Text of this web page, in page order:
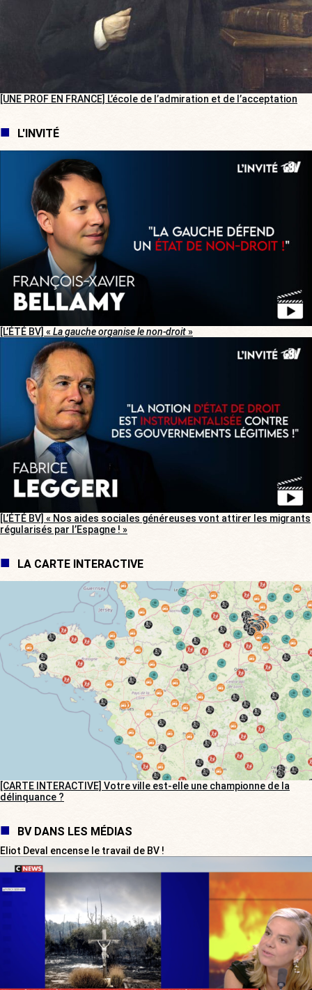
[UNE PROF EN FRANCE] L’école de l’admiration et de l’acceptation
L'INVITÉ
[L’ÉTÉ BV] « La gauche organise le non-droit»
[L’ÉTÉ BV] « Nos aides sociales généreuses vont attirer les migrants
régularisés par l’Espagne ! »
LA CARTE INTERACTIVE
[CARTE INTERACTIVE] Votre ville est-elle une championne de la
délinquance ?
BV DANS LES MÉDIAS
Eliot Deval encense le travail de BV !